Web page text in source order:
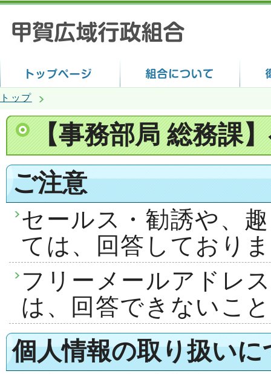
トップ
【事務部局 総務課
ご注意
セールス・勧誘や、
ては、回答しており
フリーメールアドレ
は、回答できないこ
個人情報の取り扱いに